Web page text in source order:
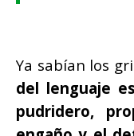
Ya sabían los
del lenguaje
pudridero,